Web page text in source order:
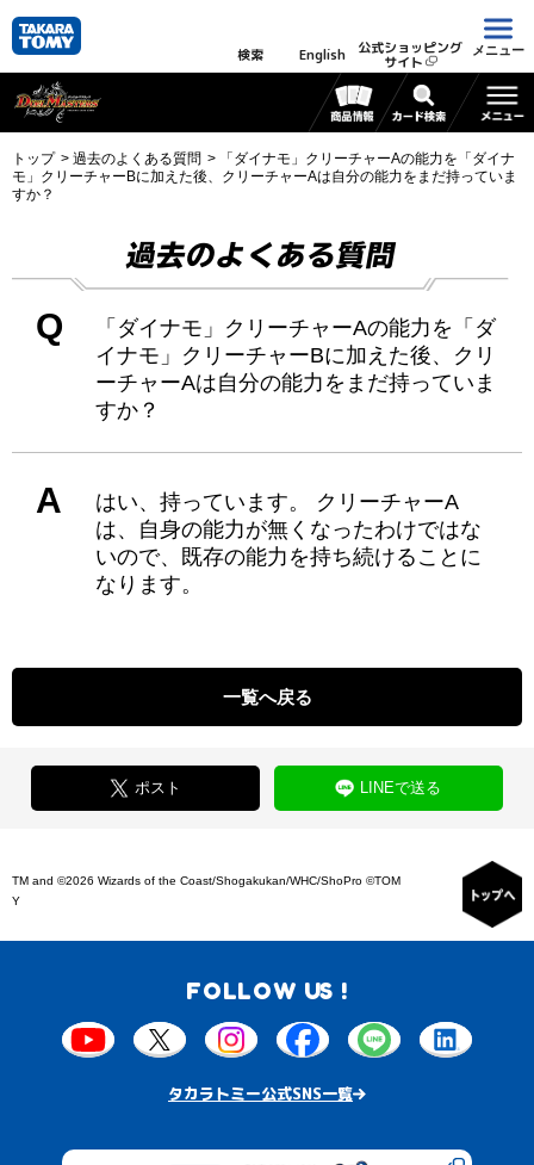
検索 English 公式ショッピング
サイト
メニュー
トップ 過去のよくある質問
「ダイナモ」クリーチャーAの能力を「ダイナ
モ」クリーチャーBに加えた後、クリーチャーAは自分の能力をまだ持っていま
すか？
過去のよくある質問
Q
「ダイナモ」クリーチャーAの能力を「ダ
イナモ」クリーチャーBに加えた後、クリ
ーチャーAは自分の能力をまだ持っていま
すか？
A
はい、持っています。 クリーチャーA
は、自身の能力が無くなったわけではな
いので、既存の能力を持ち続けることに
なります。
一覧へ戻る
ポスト LINEで送る
TM and ©2026 Wizards of the Coast/Shogakukan/WHC/ShoPro ©TOM
Y
FOLLOW US !
タカラトミー公式SNS一覧